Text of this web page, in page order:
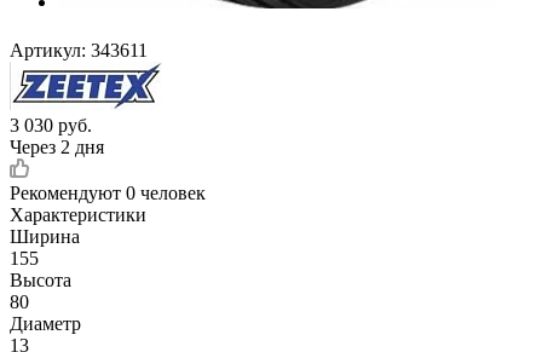
Артикул: 343611
3 030 руб.
Через 2 дня
Рекомендуют 0 человек
Характеристики
Ширина
155
Высота
80
Диаметр
13